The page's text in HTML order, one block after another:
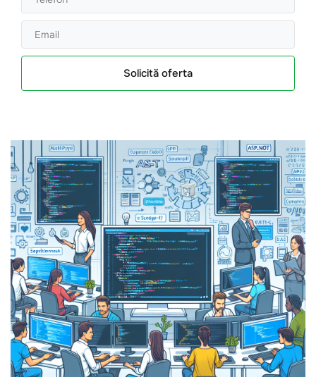
Solicită oferta